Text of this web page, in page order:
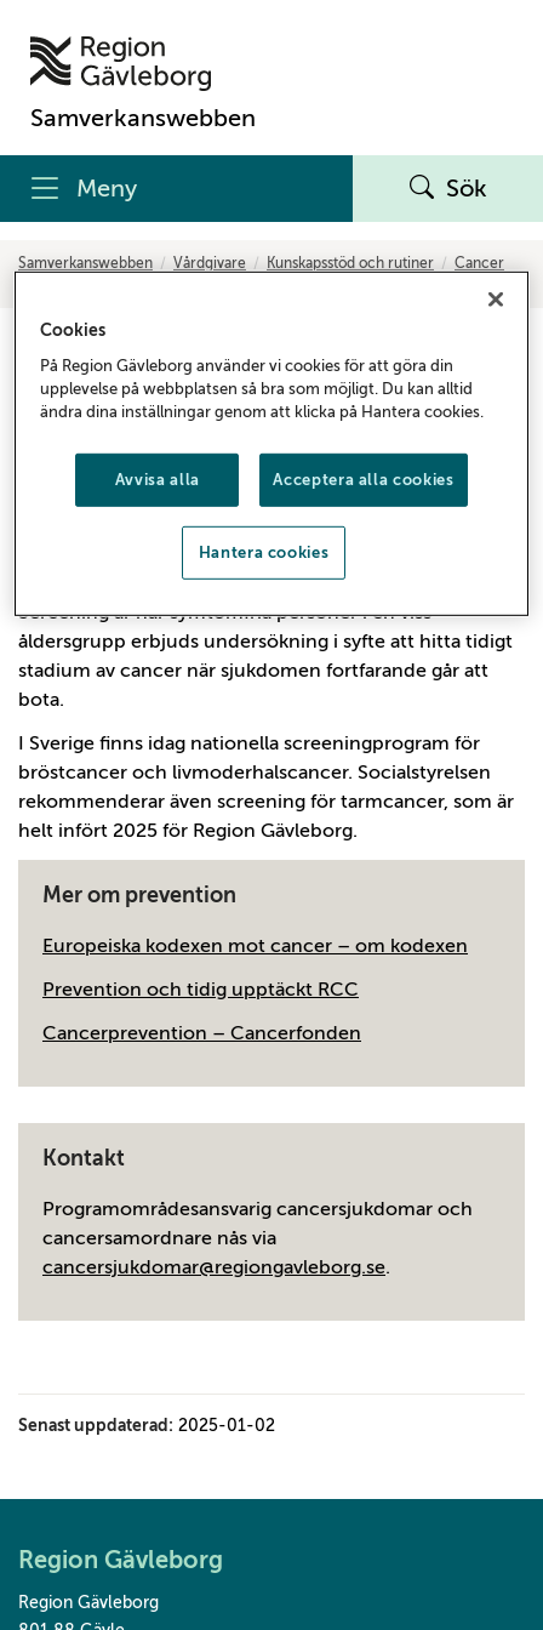
Samverkanswebben
Meny Sök
Samverkanswebben Vårdgivare Kunskapsstöd och rutiner
Cancer
Prevention och tidig upptäckt
– cancersjukdomar
Förebyggande insatser är viktiga för att minska
förekomsten av cancer. Cancersjukdomar kan
upptäckas tidigt genom uppmärksammande av
Screening är när symtomfria personer i en viss
åldersgrupp erbjuds undersökning i syfte att hitta tidigt
stadium av cancer när sjukdomen fortfarande går att
bota.
I Sverige finns idag nationella screeningprogram för
bröstcancer och livmoderhalscancer. Socialstyrelsen
rekommenderar även screening för tarmcancer, som är
helt infört 2025 för Region Gävleborg.
Mer om prevention
Europeiska kodexen mot cancer – om kodexen
Prevention och tidig upptäckt RCC
Cancerprevention – Cancerfonden
Kontakt
Programområdesansvarig cancersjukdomar och
cancersamordnare nås via
cancersjukdomar@regiongavleborg.se.
Senast uppdaterad: 2025-01-02
Region Gävleborg
Region Gävleborg
Cookies
På Region Gävleborg använder vi cookies för att göra din
upplevelse på webbplatsen så bra som möjligt. Du kan alltid
ändra dina inställningar genom att klicka på Hantera cookies.
Avvisa alla Acceptera alla cookies
Hantera cookies